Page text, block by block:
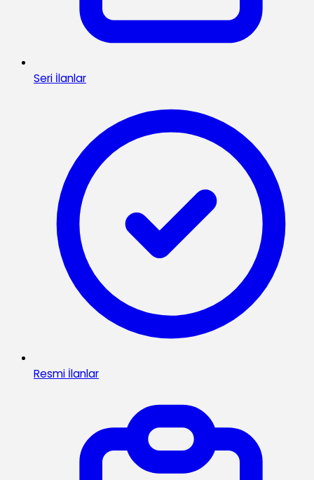
Seri İlanlar
Resmi İlanlar